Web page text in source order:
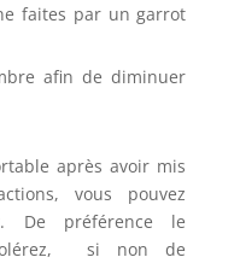
faites par un garrot
afin de diminuer
après avoir mis
vous pouvez
De préférence le
si non de